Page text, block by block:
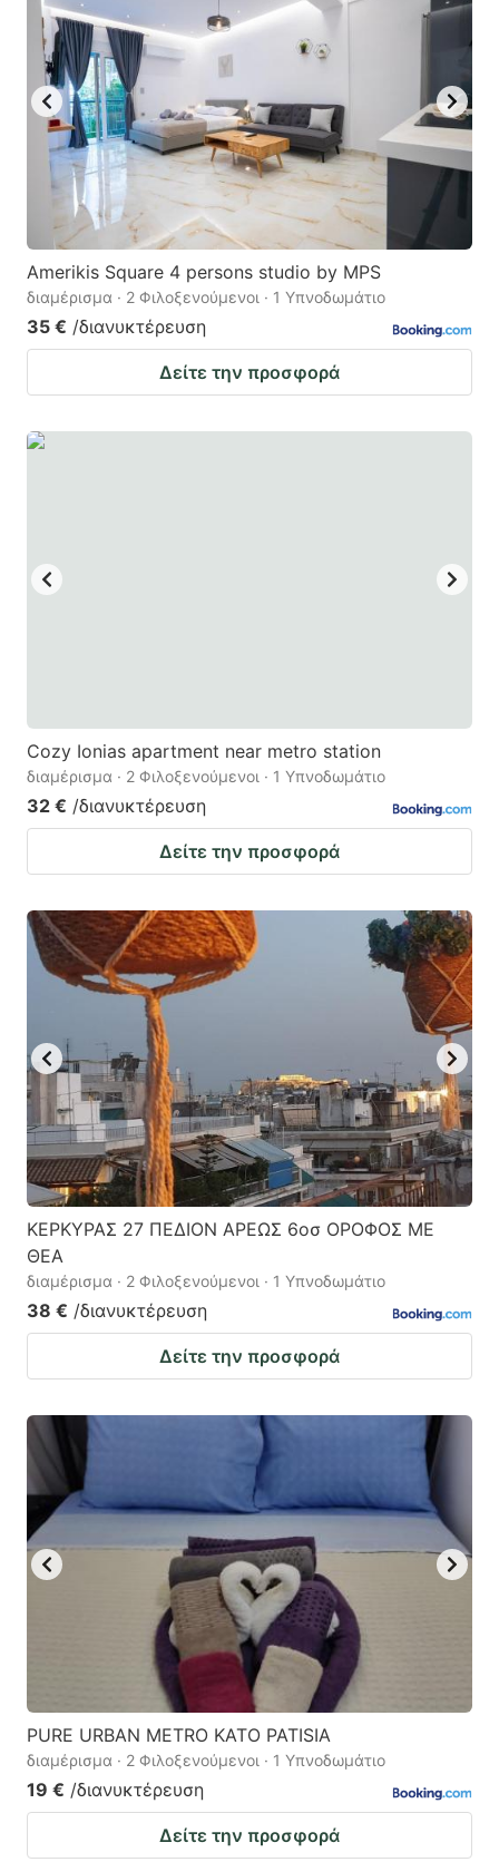
Amerikis Square 4 persons studio by MPS
διαμέρισμα · 2 Φιλοξενούμενοι · 1 Υπνοδωμάτιο
35 € /διανυκτέρευση
Δείτε την προσφορά
Cozy Ionias apartment near metro station
διαμέρισμα · 2 Φιλοξενούμενοι · 1 Υπνοδωμάτιο
32 € /διανυκτέρευση
Δείτε την προσφορά
ΚΕΡΚΥΡΑΣ 27 ΠΕΔΙΟΝ ΑΡΕΩΣ 6οσ ΟΡΟΦΟΣ ΜΕ
ΘΕΑ
διαμέρισμα · 2 Φιλοξενούμενοι · 1 Υπνοδωμάτιο
38 € /διανυκτέρευση
Δείτε την προσφορά
PURE URBAN METRO KATO PATISIA
διαμέρισμα · 2 Φιλοξενούμενοι · 1 Υπνοδωμάτιο
19 € /διανυκτέρευση
Δείτε την προσφορά